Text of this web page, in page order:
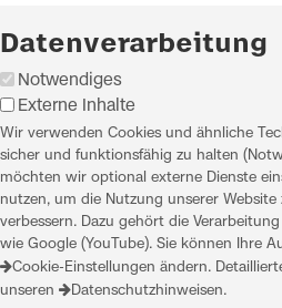
Datenverarbeitung
Notwendiges
Externe Inhalte
Wir verwenden Cookies und ähnliche
sicher und funktionsfähig zu halten
möchten wir optional externe Dienste
nutzen, um die Nutzung unserer Website
verbessern. Dazu gehört die
wie Google (YouTube). Sie können Ihre
Cookie-Einstellungen ändern.
unseren
Datenschutzhinweisen.